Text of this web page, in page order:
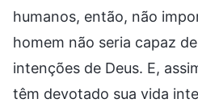
humanos, então, não
homem não seria capaz
intenções de Deus. E,
têm devotado sua vida